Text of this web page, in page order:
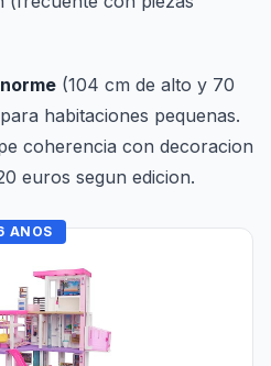
(104 cm de alto y 70
habitaciones pequenas.
coherencia con decoracion
euros segun edicion.
ANOS